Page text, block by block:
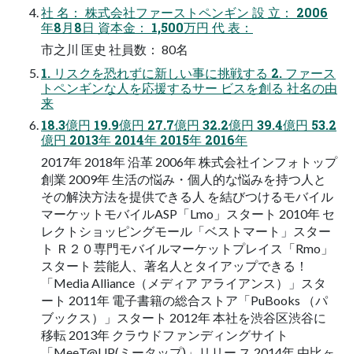
社 名： 株式会社ファーストペンギン 設 立： 2006
年8月8日 資本金： 1,500万円 代 表：
市之川 匡史 社員数： 80名
1. リスクを恐れずに新しい事に挑戦する 2. ファース
トペンギンな人を応援するサー ビスを創る 社名の由
来
18.3億円 19.9億円 27.7億円 32.2億円 39.4億円 53.2
億円 2013年 2014年 2015年 2016年
2017年 2018年 沿革 2006年 株式会社インフォトップ
創業 2009年 生活の悩み・個人的な悩みを持つ人と
その解決方法を提供できる人 を結びつけるモバイル
マーケットモバイルASP「Lmo」スタート 2010年 セ
レクトショッピングモール「ベストマート」スター
ト Ｒ２０専門モバイルマーケットプレイス「Rmo」
スタート 芸能人、著名人とタイアップできる！
「Media Alliance（メディア アライアンス）」スタ
ート 2011年 電子書籍の総合ストア「PuBooks （パ
ブックス）」スタート 2012年 本社を渋谷区渋谷に
移転 2013年 クラウドファンディングサイト